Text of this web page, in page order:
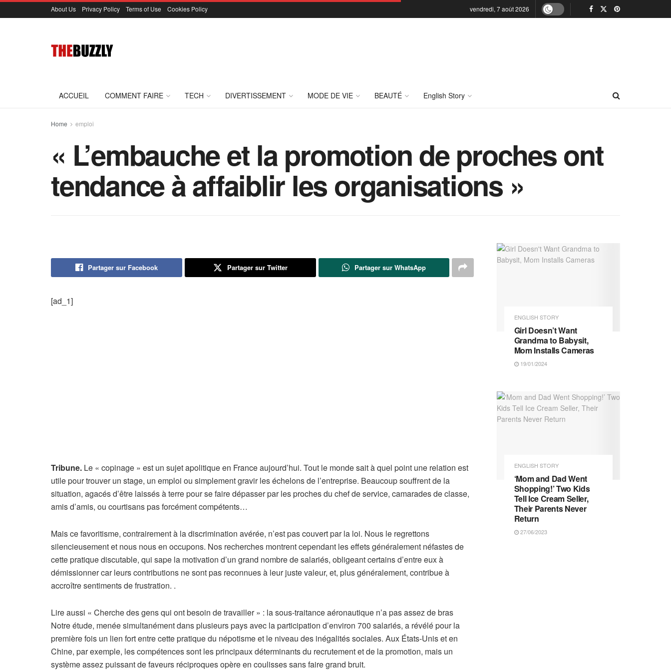
About Us Privacy Policy Terms of Use Cookies Policy vendredi, 7 août 2026
ACCUEIL COMMENT FAIRE TECH DIVERTISSEMENT MODE DE VIE BEAUTÉ English Story
Home emploi
« L’embauche et la promotion de proches ont
tendance à affaiblir les organisations »
Partager sur Facebook Partager sur Twitter Partager sur WhatsApp
[ad_1]
Tribune. Le « copinage » est un sujet apolitique en France aujourd’hui. Tout le monde sait à quel point une relation est
utile pour trouver un stage, un emploi ou simplement gravir les échelons de l’entreprise. Beaucoup souffrent de la
situation, agacés d’être laissés à terre pour se faire dépasser par les proches du chef de service, camarades de classe,
amis d’amis, ou courtisans pas forcément compétents…
Mais ce favoritisme, contrairement à la discrimination avérée, n’est pas couvert par la loi. Nous le regrettons
silencieusement et nous nous en occupons. Nos recherches montrent cependant les effets généralement néfastes de
cette pratique discutable, qui sape la motivation d’un grand nombre de salariés, obligeant certains d’entre eux à
démissionner car leurs contributions ne sont pas reconnues à leur juste valeur, et, plus généralement, contribue à
accroître sentiments de frustration. .
Lire aussi A
r
t
i
c
« Cherche des gens qui ont besoin de travailler » : la sous-traitance aéronautique n’a pas assez de bras
Notre étude, menée simultanément dans plusieurs pays avec la participation d’environ 700 salariés, a révélé pour la
première fois un lien fort entre cette pratique du népotisme et le niveau des inégalités sociales. Aux États-Unis et en
Chine, par exemple, les compétences sont les principaux déterminants du recrutement et de la promotion, mais un
système assez puissant de faveurs réciproques opère en coulisses sans faire grand bruit.
ENGLISH STORY
Girl Doesn’t Want
Grandma to Babysit,
Mom Installs Cameras
19/01/2024
ENGLISH STORY
‘Mom and Dad Went
Shopping!’ Two Kids
Tell Ice Cream Seller,
Their Parents Never
Return
27/06/2023